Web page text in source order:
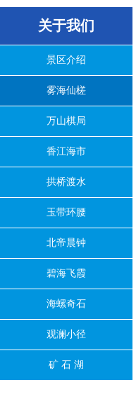
关于我们
景区介绍
雾海仙槎
万山棋局
香江海市
拱桥渡水
玉带环腰
北帝晨钟
碧海飞霞
海螺奇石
观澜小径
矿 石 湖